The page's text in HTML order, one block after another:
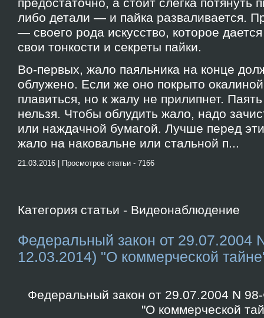
предостаточно, а стоит слегка потянуть
либо детали — и пайка разваливается.
— своего рода искусство, которое
свои тонкости и секреты пайки.
Во-первых, жало паяльника на конце
облужено. Если же оно покрыто
плавиться, но к жалу не прилипнет.
нельзя. Чтобы облудить жало, надо
или наждачной бумагой. Лучше перед
жало на наковальне или стальной п...
21.03.2016 | Просмотров статьи - 7166
Категория статьи - Видеонаблюдение
Федеральный закон от 29.07.2004
12.03.2014) "О коммерческой
Федеральный закон от 29.07.2004 N
"О коммерческой